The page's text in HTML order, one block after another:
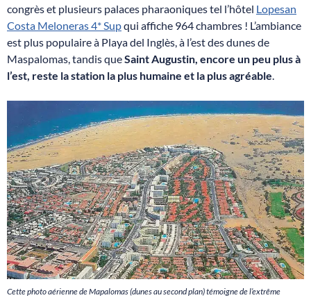
congrès et plusieurs palaces pharaoniques tel l’hôtel Lopesan
Costa Meloneras 4* Supqui affiche 964 chambres ! L’ambiance
est plus populaire à Playa del Inglès, à l’est des dunes de
Maspalomas, tandis queSaint Augustin, encore un peu plus à
l’est, reste la station la plus humaine et la plus agréable.
Cette photo aérienne de Mapalomas (dunes au second plan) témoigne de l’extrême